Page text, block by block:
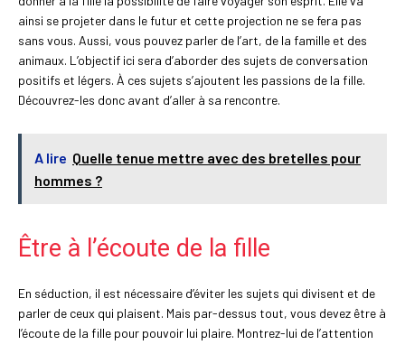
ainsi se projeter dans le futur et cette projection ne se fera pas
sans vous. Aussi, vous pouvez parler de l’art, de la famille et des
animaux. L’objectif ici sera d’aborder des sujets de conversation
positifs et légers. À ces sujets s’ajoutent les passions de la fille.
Découvrez-les donc avant d’aller à sa rencontre.
A lire Quelle tenue mettre avec des bretelles pour
hommes ?
Être à l’écoute de la fille
En séduction, il est nécessaire d’éviter les sujets qui divisent et de
parler de ceux qui plaisent. Mais par-dessus tout, vous devez être à
l’écoute de la fille pour pouvoir lui plaire. Montrez-lui de l’attention